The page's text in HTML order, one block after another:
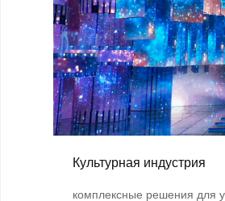
Культурная индустрия
комплексные решения для